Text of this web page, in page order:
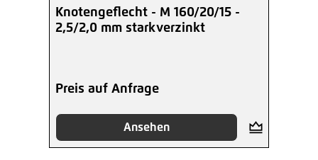
Knotengeflecht - M 160/20/15 -
2,5/2,0 mm starkverzinkt
Preis auf Anfrage
Ansehen